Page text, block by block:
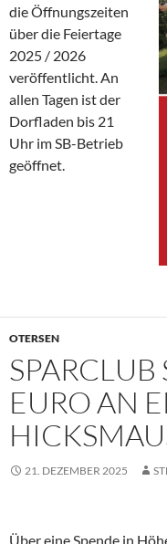
die Öffnungszeiten
über die Feiertage
2025 / 2026
veröffentlicht. An
allen Tagen ist der
Dorfladen bis 21
Uhr im SB-Betrieb
geöffnet.
OTERSEN
EURO AN
21. DEZEMBER 2025
Über eine Spende in